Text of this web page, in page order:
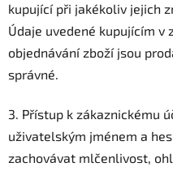
kupující při jakékoliv jejich
Údaje uvedené kupujícím v
objednávání zboží jsou
správné.
3. Přístup k zákaznickému
uživatelským jménem a
zachovávat mlčenlivost,